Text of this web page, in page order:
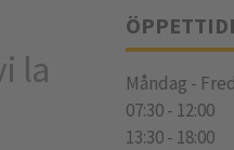
la
Måndag -
07:30- 12:00
13:30- 18:00